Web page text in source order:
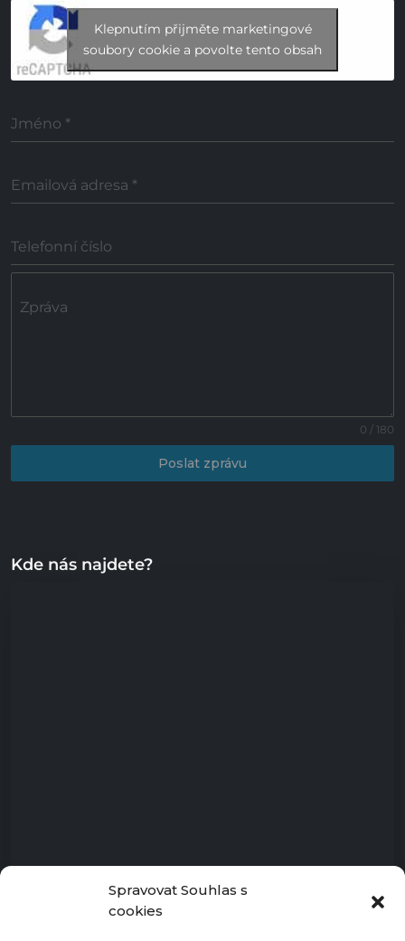
Spravovat Souhlas s
cookies
Klepnutím přijměte marketingové
soubory cookie a povolte tento obsah
Jméno *
Emailová adresa *
Telefonní číslo
Zpráva
0 / 180
Poslat zprávu
Kde nás najdete?